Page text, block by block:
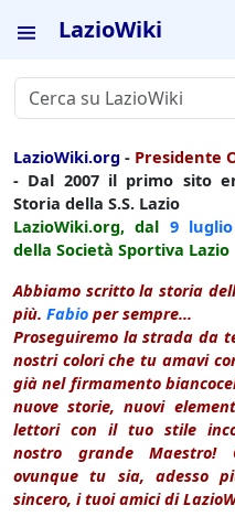
LazioWiki
LazioWiki.org - Presidente
- Dal 2007 il primo sito
Storia della S.S. Lazio
LazioWiki.org, dal 9 luglio
della Società Sportiva Lazio
Abbiamo scritto la storia
più. Fabio per sempre...
Proseguiremo la strada da
nostri colori che tu amavi
già nel firmamento
nuove storie, nuovi
lettori con il tuo stile
nostro grande Maestro!
ovunque tu sia, adesso
sincero, i tuoi amici di